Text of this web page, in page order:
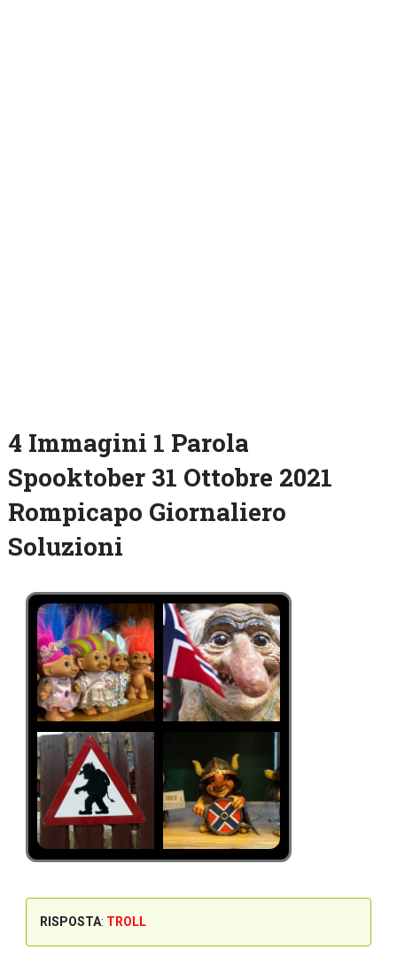
4 Immagini 1 Parola
Spooktober 31 Ottobre 2021
Rompicapo Giornaliero
Soluzioni
RISPOSTA: TROLL